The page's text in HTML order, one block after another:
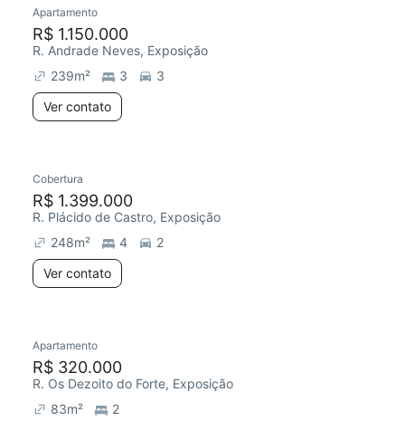
Redecorar
Apartamento
R$ 1.150.000
R. Andrade Neves, Exposição
239m² 3
3
Ver contato
Chegou este mês
Cobertura
R$ 1.399.000
R. Plácido de Castro, Exposição
248m² 4
2
Ver contato
Redecorar
Apartamento
R$ 320.000
R. Os Dezoito do Forte, Exposição
83m²
2